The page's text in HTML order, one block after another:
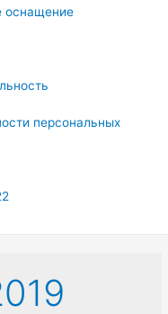
оснащение
персональных